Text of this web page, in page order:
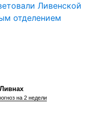
Ливенской
отделением
на 2 недели